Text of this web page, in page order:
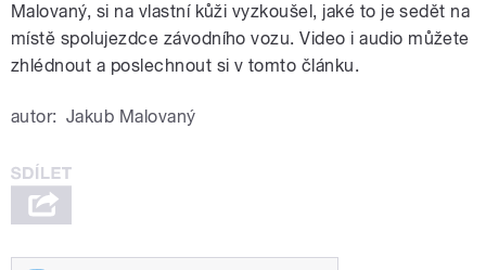
Malovaný, si na vlastní kůži vyzkoušel, jaké to je sedět na
místě spolujezdce závodního vozu. Video i audio můžete
zhlédnout a poslechnout si v tomto článku.
autor: Jakub Malovaný